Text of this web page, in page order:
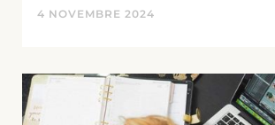
4 NOVEMBRE 2024